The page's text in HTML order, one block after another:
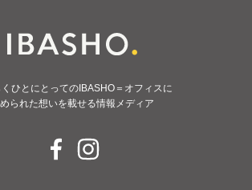
ひとにとってのIBASHO＝オフィスに
られた想いを載せる情報メディア